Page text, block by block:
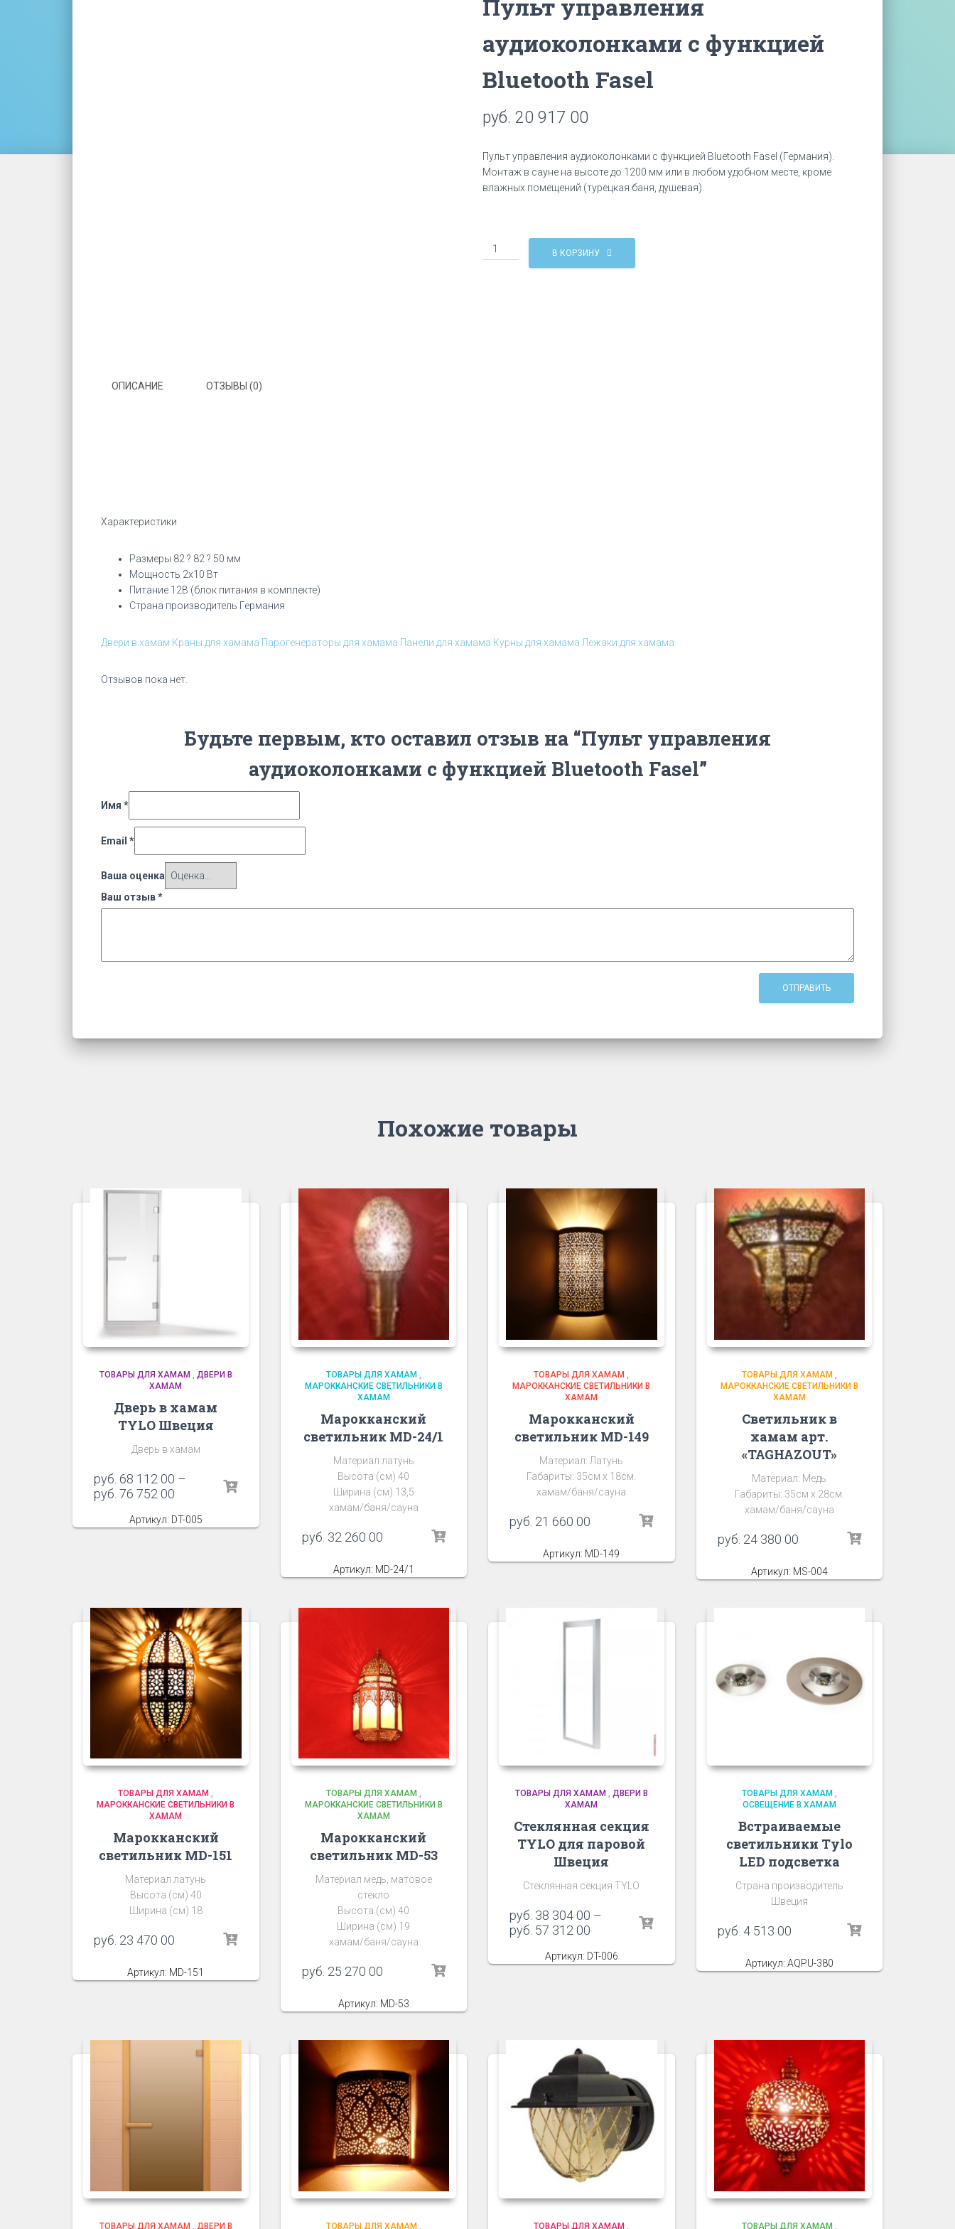
Пульт управления
аудиоколонками с функцией
Bluetooth Fasel
руб. 20 917 00
Пульт управления аудиоколонками с функцией Bluetooth Fasel (Германия).
Монтаж в сауне на высоте до 1200 мм или в любом удобном месте, кроме
влажных помещений (турецкая баня, душевая).
Количество
Пульт
В КОРЗИНУ
ОПИСАНИЕ ОТЗЫВЫ (0)
Характеристики
Размеры 82 ? 82 ? 50 мм
Мощность 2х10 Вт
Питание 12В (блок питания в комплекте)
Страна производитель Германия
Двери в хамам Краны для хамама Парогенераторы для хамама Панели для хамама Курны для хамама Лежаки для хамама
Отзывов пока нет.
Будьте первым, кто оставил отзыв на “Пульт управления
аудиоколонками с функцией Bluetooth Fasel”
Имя *
Email *
Ваша оценка
Ваш отзыв*
Похожие товары
ТОВАРЫ ДЛЯ ХАМАМ, ДВЕРИ В
ХАМАМ
Дверь в хамам
TYLO Швеция
Дверь в хамам
руб. 68 112 00 –
руб. 76 752 00
Артикул: DT-005
ТОВАРЫ ДЛЯ ХАМАМ,
МАРОККАНСКИЕ СВЕТИЛЬНИКИ В
ХАМАМ
Марокканский
светильник MD-24/1
Материал латунь
Высота (см) 40
Ширина (см) 13,5
хамам/баня/сауна
руб. 32 260 00
Артикул: MD-24/1
ТОВАРЫ ДЛЯ ХАМАМ
МАРОККАНСКИЕ СВЕТИЛЬНИКИ В
ХАМАМ
Марокканский
светильник MD-149
Материал: Латунь
Габариты: 35см х 18см.
хамам/баня/сауна
руб. 21 660 00
Артикул: MD-149
ТОВАРЫ ДЛЯ ХАМАМ,
МАРОККАНСКИЕ СВЕТИЛЬНИКИ В
ХАМАМ
Светильник в
хамам арт.
«TAGHAZOUT»
Материал: Медь
Габариты: 35см х 28см.
хамам/баня/сауна
руб. 24 380 00
Артикул: MS-004
ТОВАРЫ ДЛЯ ХАМАМ ,
МАРОККАНСКИЕ СВЕТИЛЬНИКИ В
ХАМАМ
Марокканский
светильник MD-151
Материал латунь
Высота (см) 40
Ширина (см) 18
руб. 23 470 00
Артикул: MD-151
ТОВАРЫ ДЛЯ ХАМАМ ,
МАРОККАНСКИЕ СВЕТИЛЬНИКИ В
ХАМАМ
Марокканский
светильник MD-53
Материал медь, матовое
стекло
Высота (см) 40
Ширина (см) 19
хамам/баня/сауна
руб. 25 270 00
Артикул: MD-53
ТОВАРЫ ДЛЯ ХАМАМ , ДВЕРИ В
ХАМАМ
Стеклянная секция
TYLO для паровой
Швеция
Стеклянная секция TYLO
руб. 38 304 00 –
руб. 57 312 00
Артикул: DT-006
ТОВАРЫ ДЛЯ ХАМАМ ,
ОСВЕЩЕНИЕ В ХАМАМ
Встраиваемые
светильники Tylo
LED подсветка
Страна производитель
Швеция
руб. 4 513 00
Артикул: AQPU-380
ТОВАРЫ ДЛЯ ХАМАМ ДВЕРИ В ТОВАРЫ ДЛЯ ХАМАМ, ТОВАРЫ ДЛЯ ХАМАМ ТОВАРЫ ДЛЯ ХАМАМ